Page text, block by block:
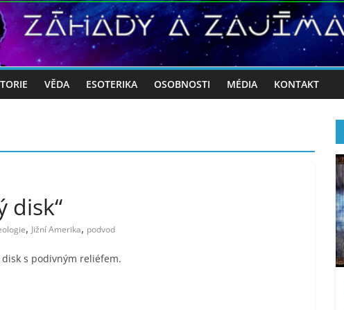
VĚDA ESOTERIKA OSOBNOSTI MÉDIA KONTAKT
disk“
, Jižní Amerika, podvod
s podivným reliéfem.